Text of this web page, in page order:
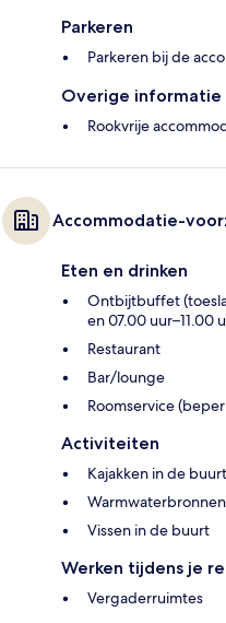
Parkeren
Parkeren bij de
Overige informatie
Rookvrije
Accommodatie-
Eten en drinken
Ontbijtbuffet
en 07.00 uur–11.00
Restaurant
Bar/lounge
Roomservice
Activiteiten
Kajakken in de buurt
Vissen in de buurt
Werken tijdens je
Vergaderruimtes